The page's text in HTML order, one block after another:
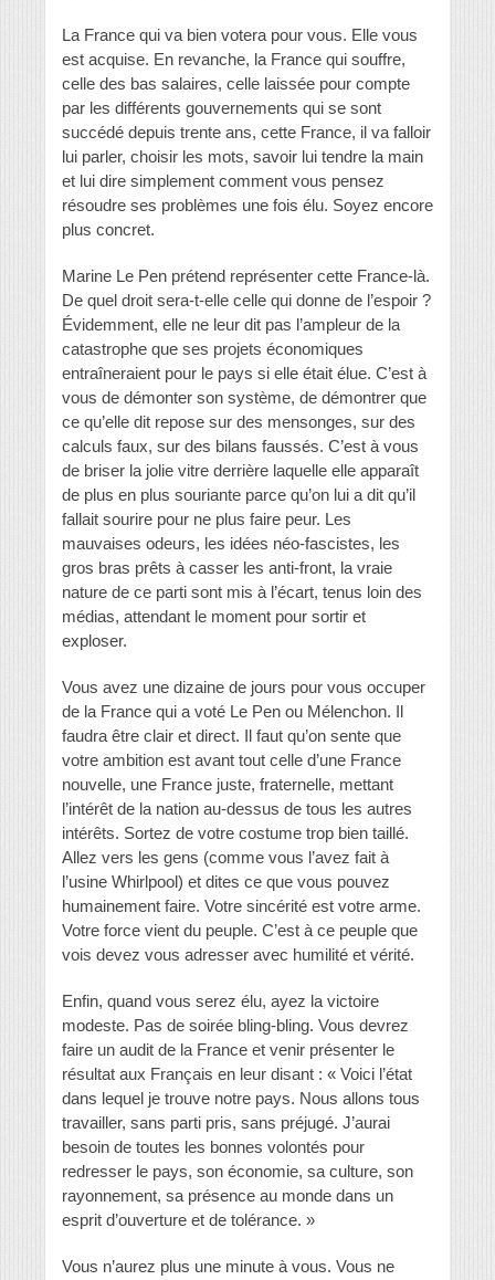
La France qui va bien votera pour vous. Elle vous
est acquise. En revanche, la France qui souffre,
celle des bas salaires, celle laissée pour compte
par les différents gouvernements qui se sont
succédé depuis trente ans, cette France, il va falloir
lui parler, choisir les mots, savoir lui tendre la main
et lui dire simplement comment vous pensez
résoudre ses problèmes une fois élu. Soyez encore
plus concret.
Marine Le Pen prétend représenter cette France-là.
De quel droit sera-t-elle celle qui donne de l’espoir ?
Évidemment, elle ne leur dit pas l’ampleur de la
catastrophe que ses projets économiques
entraîneraient pour le pays si elle était élue. C’est à
vous de démonter son système, de démontrer que
ce qu’elle dit repose sur des mensonges, sur des
calculs faux, sur des bilans faussés. C’est à vous
de briser la jolie vitre derrière laquelle elle apparaît
de plus en plus souriante parce qu’on lui a dit qu’il
fallait sourire pour ne plus faire peur. Les
mauvaises odeurs, les idées néo-fascistes, les
gros bras prêts à casser les anti-front, la vraie
nature de ce parti sont mis à l’écart, tenus loin des
médias, attendant le moment pour sortir et
exploser.
Vous avez une dizaine de jours pour vous occuper
de la France qui a voté Le Pen ou Mélenchon. Il
faudra être clair et direct. Il faut qu’on sente que
votre ambition est avant tout celle d’une France
nouvelle, une France juste, fraternelle, mettant
l’intérêt de la nation au-dessus de tous les autres
intérêts. Sortez de votre costume trop bien taillé.
Allez vers les gens (comme vous l’avez fait à
l’usine Whirlpool) et dites ce que vous pouvez
humainement faire. Votre sincérité est votre arme.
Votre force vient du peuple. C’est à ce peuple que
vois devez vous adresser avec humilité et vérité.
Enfin, quand vous serez élu, ayez la victoire
modeste. Pas de soirée bling-bling. Vous devrez
faire un audit de la France et venir présenter le
résultat aux Français en leur disant : « Voici l’état
dans lequel je trouve notre pays. Nous allons tous
travailler, sans parti pris, sans préjugé. J’aurai
besoin de toutes les bonnes volontés pour
redresser le pays, son économie, sa culture, son
rayonnement, sa présence au monde dans un
esprit d’ouverture et de tolérance. »
Vous n’aurez plus une minute à vous. Vous ne